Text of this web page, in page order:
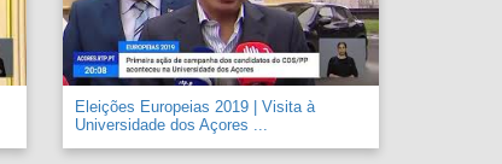
Eleições Europeias 2019 | Visita à
Universidade dos Açores ...